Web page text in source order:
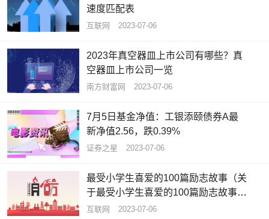
速度匹配表
互联网 2023-07-06
2023年真空器皿上市公司有哪些？真
空器皿上市公司一览
南方财富网 2023-07-06
7月5日基金净值：工银添颐债券A最
新净值2.56，跌0.39%
证券之星 2023-07-06
最受小学生喜爱的100篇励志故事（关
于最受小学生喜爱的100篇励志故事介
绍）_全球资讯
互联网 2023-07-06